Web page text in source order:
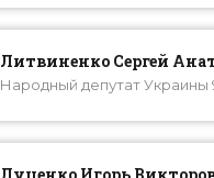
Литвиненко Сергей
Народный депутат Украины
Луценко Игорь